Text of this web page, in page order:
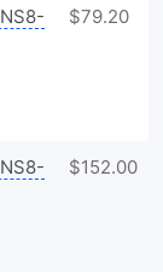
$79.20
$152.00